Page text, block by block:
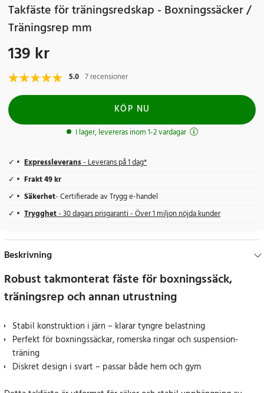
Takfäste för träningsredskap - Boxningssäcker /
Träningsrep mm
Pris:139 kr
139 kr
5.0 7 recensioner
KÖP NU
I lager, levereras inom 1-2 vardagar
Expressleverans- Leverans på 1 dag*
Frakt 49 kr
Säkerhet- Certifierade av Trygg e-handel
Trygghet- 30 dagars prisgaranti - Över 1 miljon nöjda kunder
Beskrivning
Robust takmonterat fäste för boxningssäck,
träningsrep och annan utrustning
Stabil konstruktion i järn – klarar tyngre belastning
Perfekt för boxningssäckar, romerska ringar och suspension-
träning
Diskret design i svart – passar både hem och gym